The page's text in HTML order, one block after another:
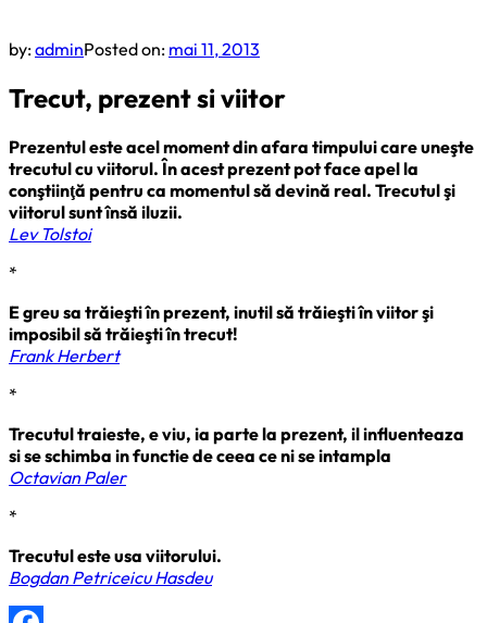
by:adminPosted on: mai 11, 2013
Trecut, prezent si viitor
Prezentul este acel moment din afara timpului care uneşte
trecutul cu viitorul. În acest prezent pot face apel la
conştiinţă pentru ca momentul să devină real. Trecutul şi
viitorul sunt însă iluzii.
Lev Tolstoi
*
E greu sa trăieşti în prezent, inutil să trăieşti în viitor şi
imposibil să trăieşti în trecut!
Frank Herbert
*
Trecutul traieste, e viu, ia parte la prezent, il influenteaza
si se schimba in functie de ceea ce ni se intampla
Octavian Paler
*
Trecutul este usa viitorului.
Bogdan Petriceicu Hasdeu